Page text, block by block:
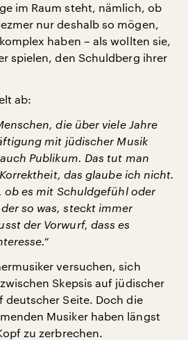
im Raum steht, nämlich, ob
nur deshalb so mögen,
haben – als wollten sie,
spielen, den Schuldberg ihrer
ab:
die über viele Jahre
mit jüdischer Musik
Publikum. Das tut man
das glaube ich nicht.
ob es mit Schuldgefühl oder
so was, steckt immer
der Vorwurf, dass es
versuchen, sich
Skepsis auf jüdischer
deutscher Seite. Doch die
Musiker haben längst
zu zerbrechen.